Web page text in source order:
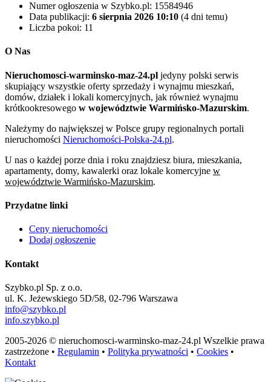
Numer ogłoszenia w Szybko.pl: 15584946
Data publikacji: 6 sierpnia 2026 10:10 (4 dni temu)
Liczba pokoi: 11
O Nas
Nieruchomosci-warminsko-maz-24.pl jedyny polski serwis
skupiający wszystkie oferty sprzedaży i wynajmu mieszkań,
domów, działek i lokali komercyjnych, jak również wynajmu
krótkookresowego w województwie Warmińsko-Mazurskim.
Należymy do największej w Polsce grupy regionalnych portali
nieruchomości Nieruchomości-Polska-24.pl.
U nas o każdej porze dnia i roku znajdziesz biura, mieszkania,
apartamenty, domy, kawalerki oraz lokale komercyjne w
województwie Warmińsko-Mazurskim.
Przydatne linki
Ceny nieruchomości
Dodaj ogłoszenie
Kontakt
Szybko.pl Sp. z o.o.
ul. K. Jeżewskiego 5D/58, 02-796 Warszawa
info@szybko.pl
info.szybko.pl
2005-2026 © nieruchomosci-warminsko-maz-24.pl Wszelkie prawa
zastrzeżone • Regulamin • Polityka prywatności • Cookies •
Kontakt